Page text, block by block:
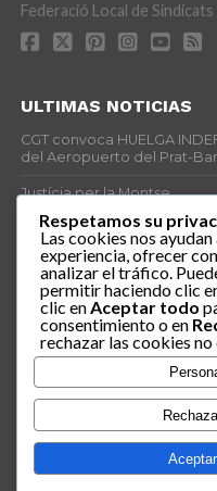
Federació Local de
ULTIMAS NOTICIAS
CGT convoca HUELGA
del Aeropuerto del Prat-
Justícia per la Montse
25J – Día Mundial para la
ERE encubierto en H&M
Actes centrals 90
central i per dies. Materials
VAGA TELEMARKETING
DOCUMENTAL
SANITAT
Respetamos su
Las cookies nos
experiencia, ofrecer
analizar el tráfico.
permitir haciendo clic
clic en Aceptar todo
consentimiento o en
rechazar las cookies no